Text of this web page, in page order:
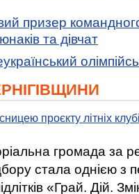
призер
та дівчат
проєкту літніх
громада за
стала однією
«Грай. Дій.